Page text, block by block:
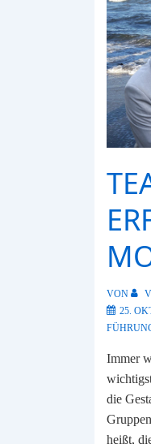
VON
25.
Immer
die
heißt,